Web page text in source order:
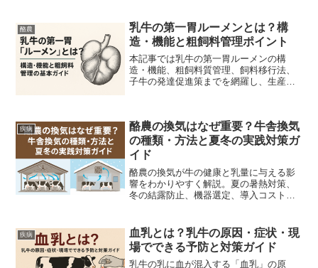
酪農
乳牛の第一胃ルーメンとは？構
造・機能と粗飼料管理ポイント
本記事では乳牛の第一胃ルーメンの構
造・機能、粗飼料質管理、飼料移行法、
子牛の発達促進策までを網羅し、生産性
疾病
酪農の換気はなぜ重要？牛舎換気
の種類・方法と夏冬の実践対策ガ
イド
酪農の換気が牛の健康と乳量に与える影
響をわかりやすく解説。夏の暑熱対策、
冬の結露防止、機器選定、導入コスト試
疾病
血乳とは？乳牛の原因・症状・現
場でできる予防と対策ガイド
乳牛の乳に血が混入する「血乳」の原